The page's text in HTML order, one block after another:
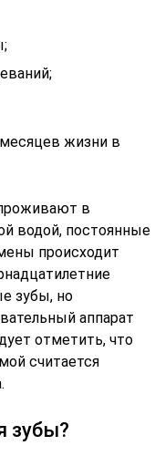
жизни в
в
водой, постоянные
происходит
зубы, но
аппарат
отметить, что
считается
зубы?